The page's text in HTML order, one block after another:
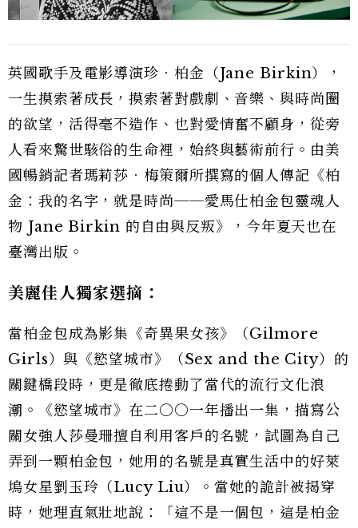
英國歌手及電影導演珍．柏金（Jane Birkin），
一生摸索著成長，摸索著對戲劇、音樂、與時尚圈
的欲望，活得毫不造作、也對愛情奮不顧身，從旁
人看來驚世駭俗的生命裡，始終與藝術前行。由美
國暢銷記者瑪莉莎．梅策爾所撰寫的個人傳記《柏
金：我的名字，就是時尚──愛馬仕柏金包靈魂人
物 Jane Birkin 的自由與反叛》，今年夏天也在
臺灣出版。
美麗佳人獨家選摘：
當柏金包成為影集《奇異果女孩》（Gilmore
Girls）與《慾望城市》（Sex and the City）的
關鍵橋段時，更是徹底捲動了當代的流行文化浪
潮。《慾望城市》在二○○一年播出一集，描寫公
關女強人莎曼珊擅自利用客戶的名號，試圖為自己
弄到一顆柏金包，她用的名號是真實生活中的好萊
塢女星劉玉玲（Lucy Liu）。當她的詭計被揭穿
時，她理直氣壯地說：「這不是一個包，這是柏金